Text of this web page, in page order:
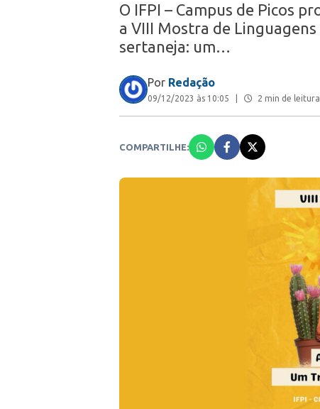
O IFPI – Campus de Picos
a VIII Mostra de
sertaneja: um…
Por Redação
09/12/2023 às 10:05 2 min de leitura
COMPARTILHE: